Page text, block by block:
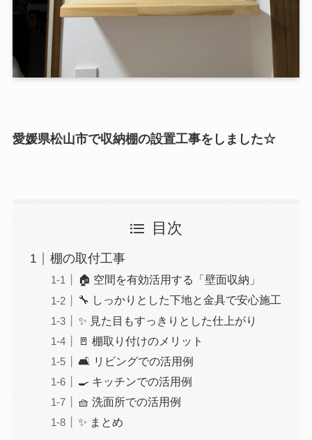
愛媛県松山市で収納棚の設置工事をしました☆
目次
棚の取付工事
🏠 空間を有効活用する「壁面収納」
🔧 しっかりとした下地と金具で安心施工
✨ 見た目もすっきりとした仕上がり
🚪 棚取り付けのメリット
🛋️ リビングでの活用例
🍳 キッチンでの活用例
🧺 洗面所での活用例
✨ まとめ